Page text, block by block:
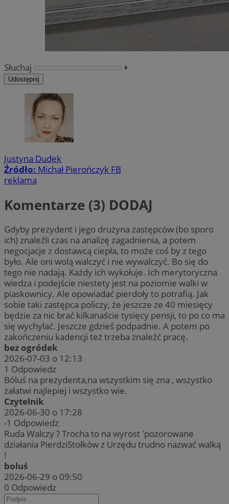
Słuchaj ⏵︎
Udostępnij
Justyna Dudek
Źródło: Michał Pierończyk FB
reklama
Komentarze (3) DODAJ
Gdyby prezydent i jego drużyna zastępców (bo sporo
ich) znaleźli czas na analizę zagadnienia, a potem
negocjacje z dostawcą ciepła, to może coś by z tego
było. Ale oni wolą walczyć i nie wywalczyć. Bo się do
tego nie nadają. Każdy ich wykołuje. Ich merytoryczna
wiedza i podejście niestety jest na poziomie walki w
piaskownicy. Ale opowiadać pierdoły to potrafią. Jak
sobie taki zastępca policzy, że jeszcze ze 40 miesięcy
będzie za nic brać kilkanaście tysięcy pensji, to po co ma
się wychylać. Jeszcze gdzieś podpadnie. A potem po
zakończeniu kadencji też trzeba znaleźć pracę.
bez ogródek
2026-07-03 o 12:13
1 Odpowiedz
Bóluś na prezydenta,na wszystkim się zna , wszystko
załatwi najlepiej i wszystko wie.
Czytelnik
2026-06-30 o 17:28
-1 Odpowiedz
Ruda Walczy ? Trocha to na wyrost 'pozorowane
działania PierdziStołków z Urzędu trudno nazwać walką
!
boluś
2026-06-29 o 09:50
0 Odpowiedz